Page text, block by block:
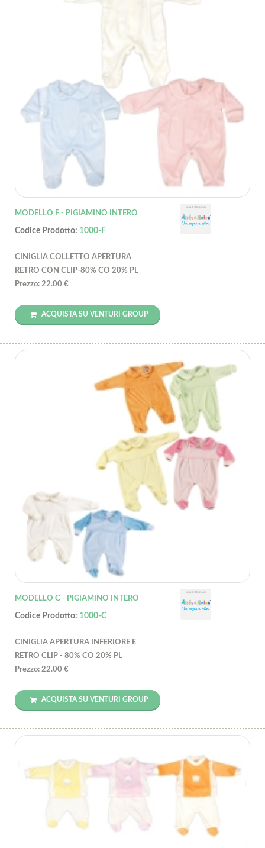
MODELLO F - PIGIAMINO INTERO
Codice Prodotto: 1000-F
CINIGLIA COLLETTO APERTURA
RETRO CON CLIP-80% CO 20% PL
Prezzo: 22.00 €
ACQUISTA SU VENTURI GROUP
MODELLO C - PIGIAMINO INTERO
Codice Prodotto: 1000-C
CINIGLIA APERTURA INFERIORE E
RETRO CLIP - 80% CO 20% PL
Prezzo: 22.00 €
ACQUISTA SU VENTURI GROUP